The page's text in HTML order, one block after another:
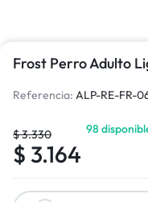
Frost Perro Adulto
Referencia: ALP-RE-FR-
$3.330
$ 3.164
98